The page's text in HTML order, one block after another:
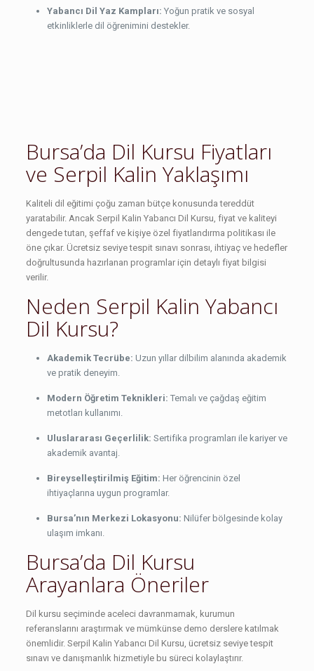
Yabancı Dil Yaz Kampları: Yoğun pratik ve sosyal
etkinliklerle dil öğrenimini destekler.
Bursa’da Dil Kursu Fiyatları
ve Serpil Kalin Yaklaşımı
Kaliteli dil eğitimi çoğu zaman bütçe konusunda tereddüt
yaratabilir. Ancak Serpil Kalin Yabancı Dil Kursu, fiyat ve kaliteyi
dengede tutan, şeffaf ve kişiye özel fiyatlandırma politikası ile
öne çıkar. Ücretsiz seviye tespit sınavı sonrası, ihtiyaç ve hedefler
doğrultusunda hazırlanan programlar için detaylı fiyat bilgisi
verilir.
Neden Serpil Kalin Yabancı
Dil Kursu?
Akademik Tecrübe: Uzun yıllar dilbilim alanında akademik
ve pratik deneyim.
Modern Öğretim Teknikleri: Temalı ve çağdaş eğitim
metotları kullanımı.
Uluslararası Geçerlilik: Sertifika programları ile kariyer ve
akademik avantaj.
Bireyselleştirilmiş Eğitim: Her öğrencinin özel
ihtiyaçlarına uygun programlar.
Bursa’nın Merkezi Lokasyonu: Nilüfer bölgesinde kolay
ulaşım imkanı.
Bursa’da Dil Kursu
Arayanlara Öneriler
Dil kursu seçiminde aceleci davranmamak, kurumun
referanslarını araştırmak ve mümkünse demo derslere katılmak
önemlidir. Serpil Kalin Yabancı Dil Kursu, ücretsiz seviye tespit
sınavı ve danışmanlık hizmetiyle bu süreci kolaylaştırır.